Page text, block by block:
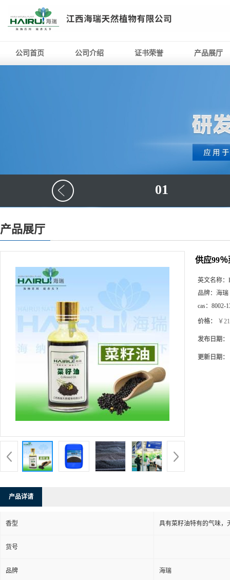
公司首页 公司介绍 证书荣誉 产品展厅
01
产品展厅
供应99
英文名称：
品牌： 海瑞
cas： 8002-
价格： ￥
发布日期：
更新日期：
产品详请
香型 具有菜籽油特有的气味，
货号
品牌 海瑞